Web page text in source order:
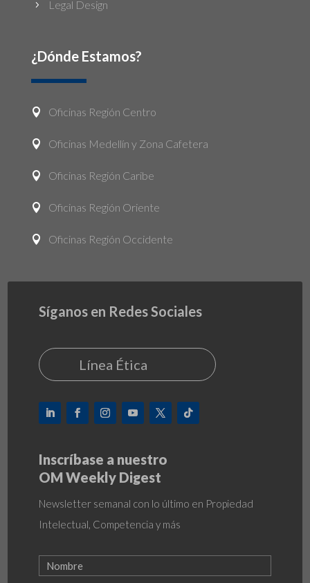
5 Legal Design
¿Dónde Estamos?
 Oficinas Región Centro
 Oficinas Medellín y Zona Cafetera
 Oficinas Región Caribe
 Oficinas Región Oriente
 Oficinas Región Occidente
Síganos en Redes Sociales
Línea Ética
Inscríbase a nuestro
OM Weekly Digest
Newsletter semanal con lo último en Propiedad
Intelectual, Competencia y más